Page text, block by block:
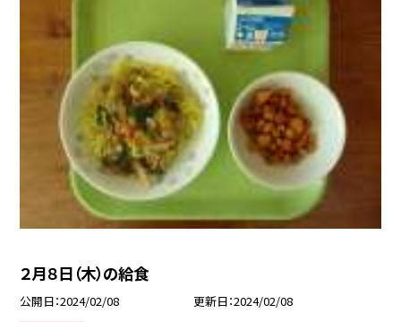
２月８日（木）の給食
公開日 2024/02/08 更新日 2024/02/08